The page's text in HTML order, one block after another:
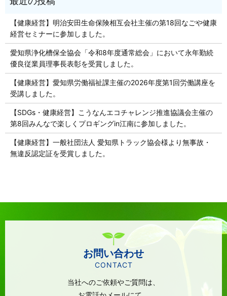
【健康経営】明治安田生命保険相互会社主催の第18回なごや健康
経営セミナーに参加しました。
愛知県浄化槽保全協会「令和8年度通常総会」において永年勤続
優良従業員理事長表彰を受賞しました。
【健康経営】愛知県労働福祉課主催の2026年度第1回労働講座を
受講しました。
【SDGs・健康経営】こうなんエコチャレンジ推進協議会主催の
第8回みんなで楽しくプロギングin江南に参加しました。
【健康経営】一般社団法人 愛知県トラック協会様より無事故・
無違反認定証を受賞しました。
お問い合わせ
CONTACT
当社へのご依頼やご質問は、